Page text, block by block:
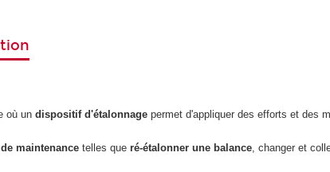
où undispositif d'étalonnage permet d'appliquer des efforts et des
maintenance telles queré-étalonner une balance , changer et